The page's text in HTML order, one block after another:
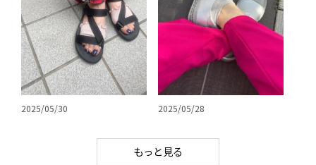
2025/05/30 2025/05/28
もっと見る